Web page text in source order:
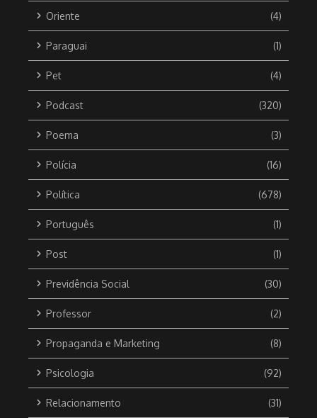
Oriente (4)
Paraguai (1)
Pet (4)
Podcast (320)
Poema (3)
Polícia (16)
Política (678)
Português (1)
Post (1)
Previdência Social (30)
Professor (2)
Propaganda e Marketing (8)
Psicologia (92)
Relacionamento (31)